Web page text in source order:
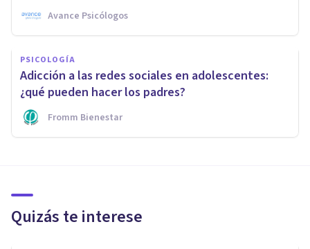
Avance Psicólogos
PSICOLOGÍA
Adicción a las redes sociales en adolescentes:
¿qué pueden hacer los padres?
Fromm Bienestar
Quizás te interese